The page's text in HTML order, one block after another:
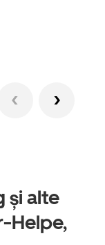
și alte
Helpe,